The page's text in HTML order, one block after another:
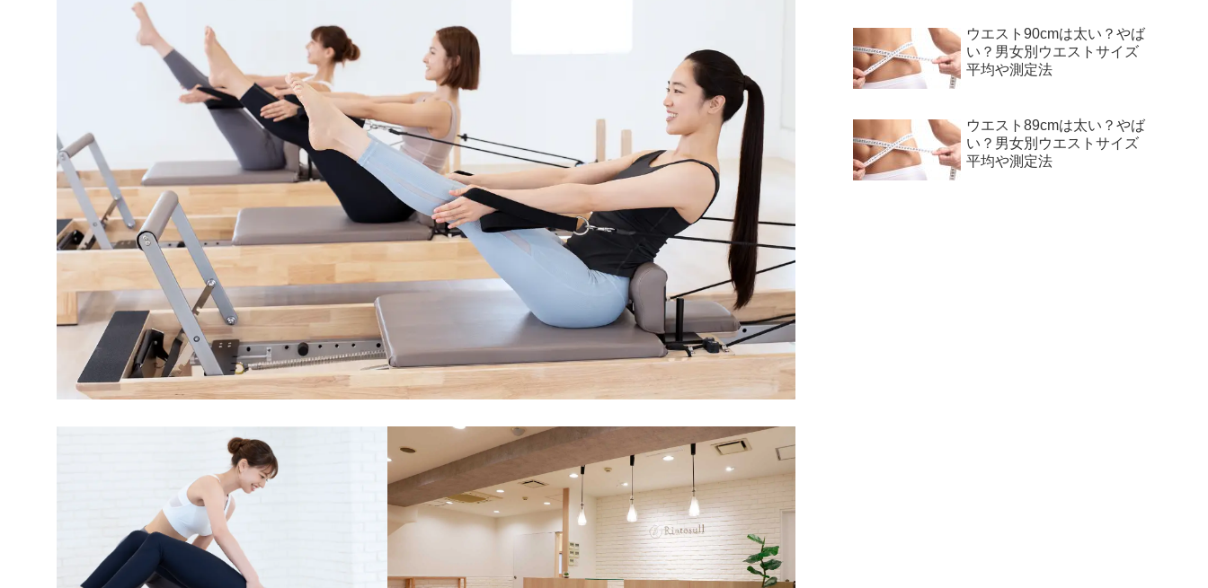
ウエスト90cmは太い？やば
い？男女別ウエストサイズ
平均や測定法
ウエスト89cmは太い？やば
い？男女別ウエストサイズ
平均や測定法